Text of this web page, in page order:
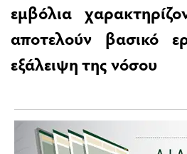
εμβόλια
αποτελούν βασικό
εξάλειψη της νόσου